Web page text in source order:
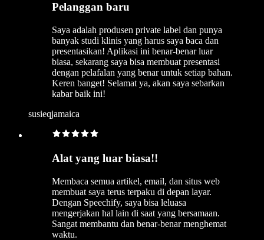
Pelanggan baru
Saya adalah produsen private label dan punya
banyak studi klinis yang harus saya baca dan
presentasikan! Aplikasi ini benar-benar luar
biasa, sekarang saya bisa membuat presentasi
dengan pelafalan yang benar untuk setiap bahan.
Keren banget! Selamat ya, akan saya sebarkan
kabar baik ini!
susieqjamaica
Alat yang luar biasa!!
Membaca semua artikel, email, dan situs web
membuat saya terus terpaku di depan layar.
Dengan Speechify, saya bisa leluasa
mengerjakan hal lain di saat yang bersamaan.
Sangat membantu dan benar-benar menghemat
waktu.